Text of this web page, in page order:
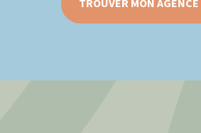
TROUVER MON AGENCE